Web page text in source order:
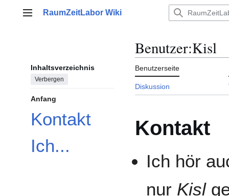
Hauptmenü
RaumZeitLabor Wiki
Inhaltsverzeichnis
Verbergen
Anfang
Kontakt
Ich...
Benutzer:Kisl
Benutzerseite
Diskussion
Kontakt
Ich hör
nur Kisl